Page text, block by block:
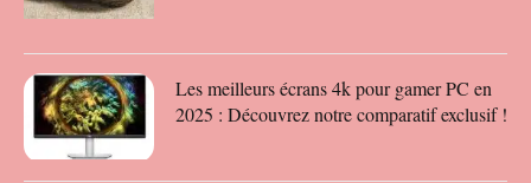
Les meilleurs écrans 4k pour gamer PC en
2025 : Découvrez notre comparatif exclusif !